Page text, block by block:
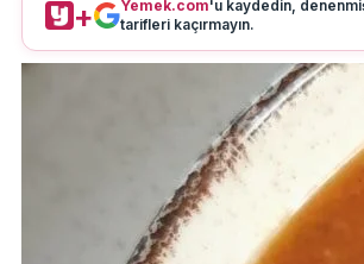
+ Yemek.com'u kaydedin,
tarifleri kaçırmayın.